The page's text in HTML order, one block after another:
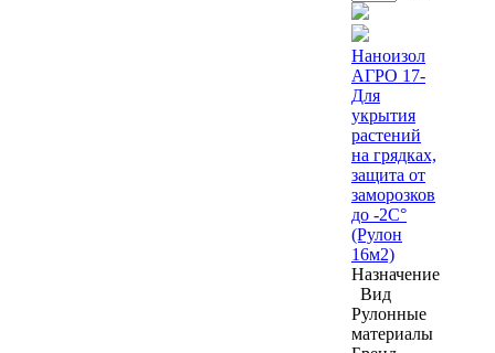
Наноизол
АГРО 17-
Для
укрытия
растений
на грядках,
защита от
заморозков
до -2С°
(Рулон
16м2)
Назначение
Вид
Рулонные
материалы